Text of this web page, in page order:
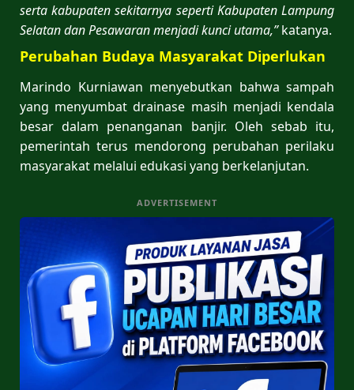
serta kabupaten sekitarnya seperti Kabupaten Lampung
Selatan dan Pesawaran menjadi kunci utama,”katanya.
Perubahan Budaya Masyarakat Diperlukan
Marindo Kurniawan menyebutkan bahwa sampah
yang menyumbat drainase masih menjadi kendala
besar dalam penanganan banjir. Oleh sebab itu,
pemerintah terus mendorong perubahan perilaku
masyarakat melalui edukasi yang berkelanjutan.
ADVERTISEMENT